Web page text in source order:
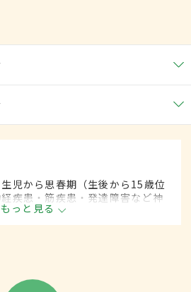
児から思春期（生後から15歳位
疾患・筋疾患・発達障害など神
う内科の一領域です。平成20年
児神経科と呼ばれていました。
もっと見る